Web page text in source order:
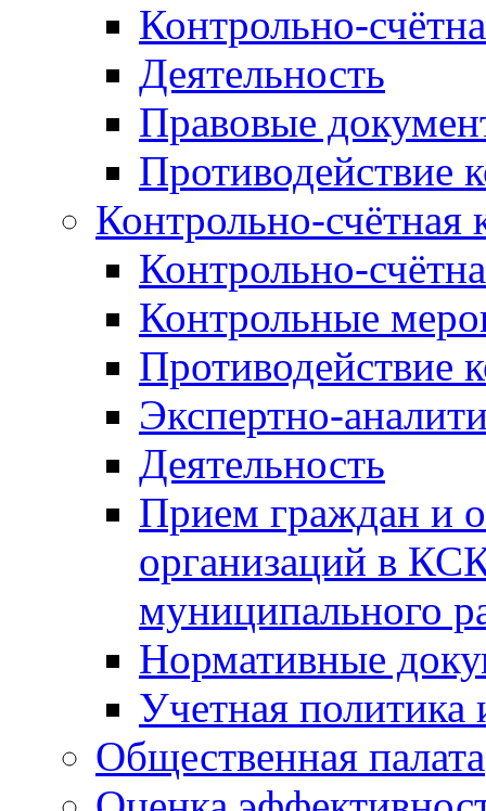
Контрольно-
Деятельность
Правовые
Противодействие
Контрольно-счётная
Контрольно-
Контрольные
Противодействие
Экспертно-
Деятельность
Прием граждан и
организаций в
муниципального
Нормативные
Учетная политика
Общественная палата